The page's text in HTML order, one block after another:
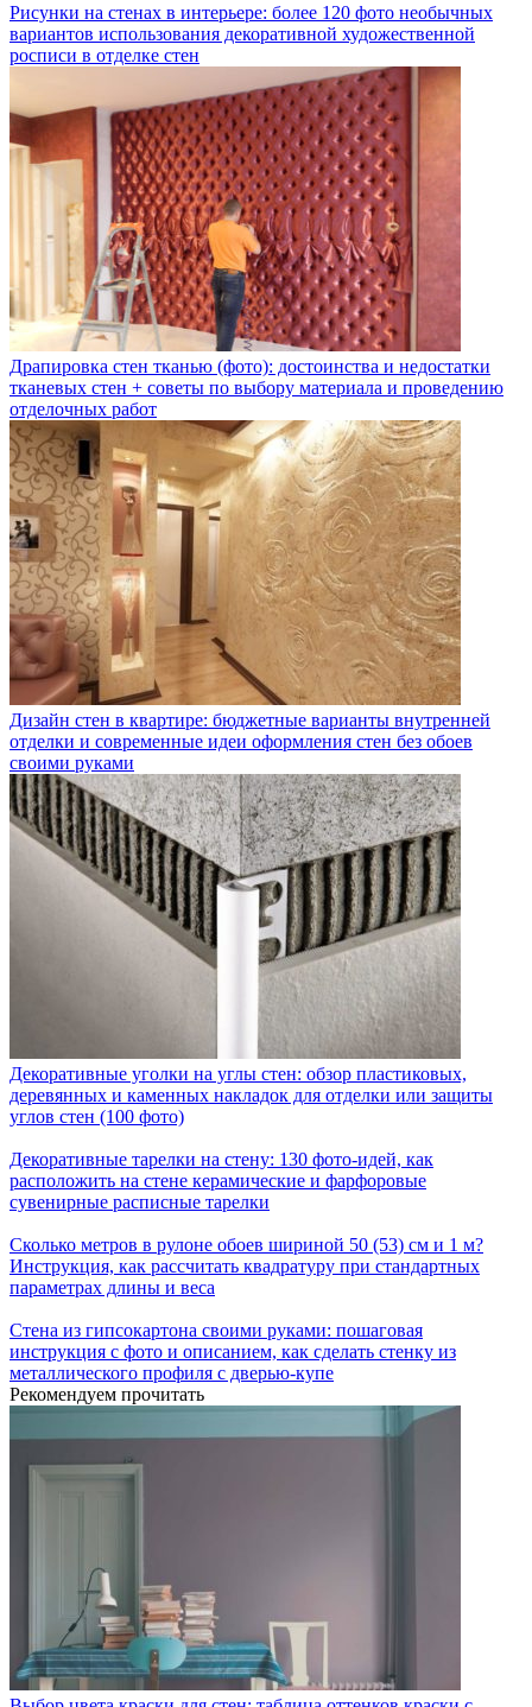
Рисунки на стенах в интерьере: более 120 фото необычных
вариантов использования декоративной художественной
росписи в отделке стен
Драпировка стен тканью (фото): достоинства и недостатки
тканевых стен + советы по выбору материала и проведению
отделочных работ
Дизайн стен в квартире: бюджетные варианты внутренней
отделки и современные идеи оформления стен без обоев
своими руками
Декоративные уголки на углы стен: обзор пластиковых,
деревянных и каменных накладок для отделки или защиты
углов стен (100 фото)
Декоративные тарелки на стену: 130 фото-идей, как
расположить на стене керамические и фарфоровые
сувенирные расписные тарелки
Сколько метров в рулоне обоев шириной 50 (53) см и 1 м?
Инструкция, как рассчитать квадратуру при стандартных
параметрах длины и веса
Стена из гипсокартона своими руками: пошаговая
инструкция с фото и описанием, как сделать стенку из
металлического профиля с дверью-купе
Рекомендуем прочитать